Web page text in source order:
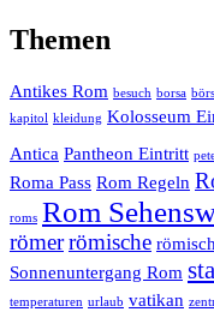
Themen
Antikes Rom besuch borsa
kapitol kleidung Kolosseum
Antica Pantheon Eintritt
Roma Pass Rom Regeln
roms Rom
römerrömische
Sonnenuntergang Rom
temperaturen urlaub vatikan